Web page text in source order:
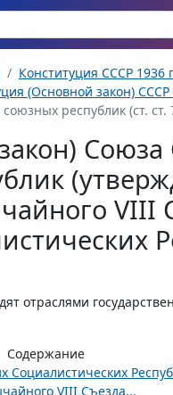
Конституция СССР 1936
(Основной закон)
республик (ст. ст.
Союза
VIII
отраслями
Содержание
Социалистических
VIII Съезда...